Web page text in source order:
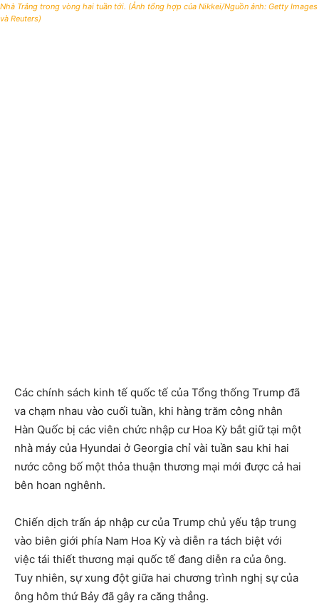
Nhà Trắng trong vòng hai tuần tới. (Ảnh tổng hợp của Nikkei/Nguồn ảnh: Getty Images
và Reuters)
Các chính sách kinh tế quốc tế của Tổng thống Trump đã
va chạm nhau vào cuối tuần, khi hàng trăm công nhân
Hàn Quốc bị các viên chức nhập cư Hoa Kỳ bắt giữ tại một
nhà máy của Hyundai ở Georgia chỉ vài tuần sau khi hai
nước công bố một thỏa thuận thương mại mới được cả hai
bên hoan nghênh.
Chiến dịch trấn áp nhập cư của Trump chủ yếu tập trung
vào biên giới phía Nam Hoa Kỳ và diễn ra tách biệt với
việc tái thiết thương mại quốc tế đang diễn ra của ông.
Tuy nhiên, sự xung đột giữa hai chương trình nghị sự của
ông hôm thứ Bảy đã gây ra căng thẳng.